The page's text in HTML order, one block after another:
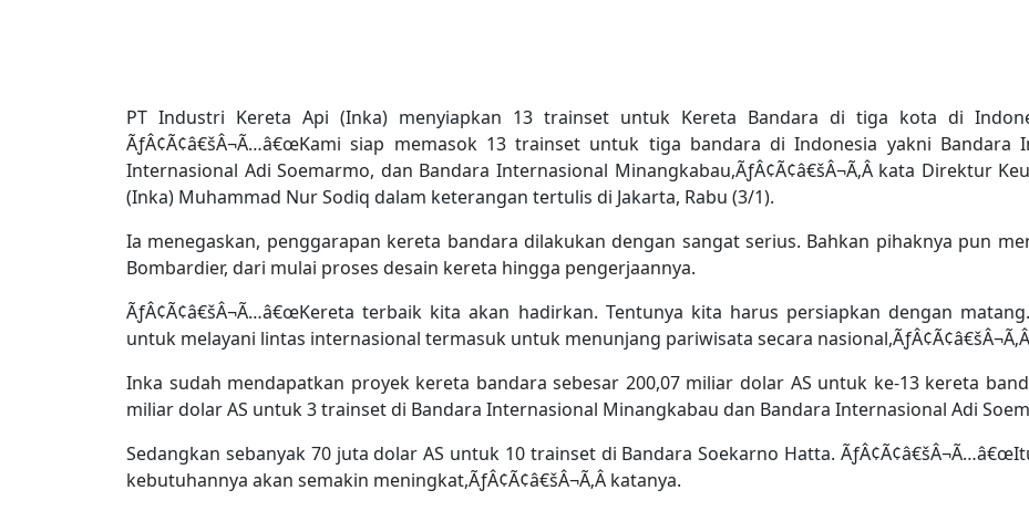
PT Industri Kereta Api (Inka) menyiapkan 13 trainset untuk Kereta Bandara di tiga kota di
ÃƒÂ¢Ã¢â€šÂ¬Ã…â€œKami siap memasok 13 trainset untuk tiga bandara di Indonesia yakni Bandara
Internasional Adi Soemarmo, dan Bandara Internasional Minangkabau,ÃƒÂ¢Ã¢â€šÂ¬Ã‚Â kata Direktur
(Inka) Muhammad Nur Sodiq dalam keterangan tertulis di Jakarta, Rabu (3/1).
Ia menegaskan, penggarapan kereta bandara dilakukan dengan sangat serius. Bahkan pihaknya pun
Bombardier, dari mulai proses desain kereta hingga pengerjaannya.
ÃƒÂ¢Ã¢â€šÂ¬Ã…â€œKereta terbaik kita akan hadirkan. Tentunya kita harus persiapkan dengan
untuk melayani lintas internasional termasuk untuk menunjang pariwisata secara
Inka sudah mendapatkan proyek kereta bandara sebesar 200,07 miliar dolar AS untuk ke-13 kereta
miliar dolar AS untuk 3 trainset di Bandara Internasional Minangkabau dan Bandara Internasional Adi
Sedangkan sebanyak 70 juta dolar AS untuk 10 trainset di Bandara Soekarno Hatta.
kebutuhannya akan semakin meningkat,ÃƒÂ¢Ã¢â€šÂ¬Ã‚Â katanya.